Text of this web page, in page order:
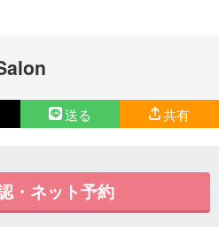
送る 共有
・ネット予約